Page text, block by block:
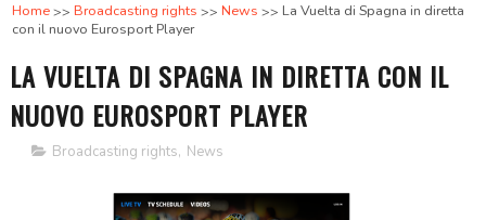
Home Broadcasting rights News
La Vuelta di Spagna in diretta
con il nuovo Eurosport Player
LA VUELTA DI SPAGNA IN DIRETTA CON IL
NUOVO EUROSPORT PLAYER
Broadcasting rights, News